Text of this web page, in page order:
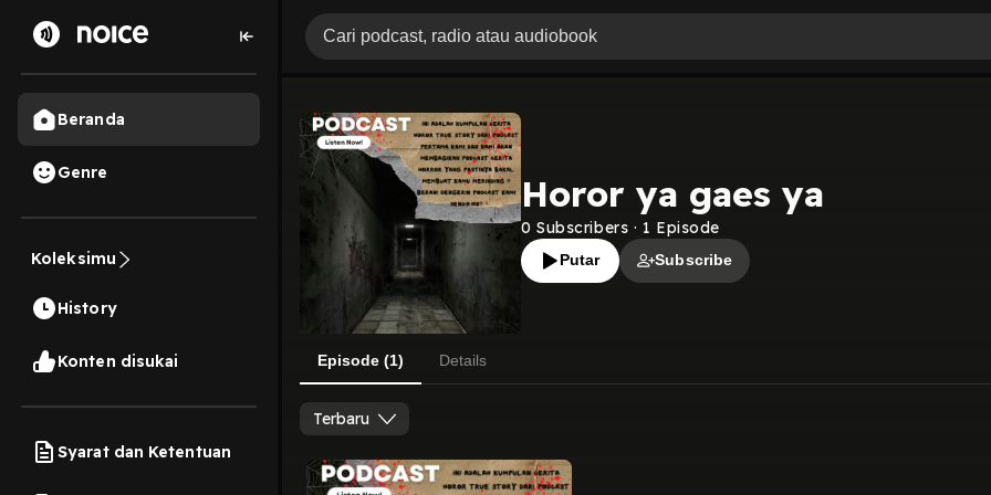
Beranda
Genre
Koleksimu
History
Konten disukai
Syarat dan Ketentuan
Horor ya gaes ya
0 Subscribers · 1 Episode
Putar Subscribe
Episode (1) Details
Terbaru